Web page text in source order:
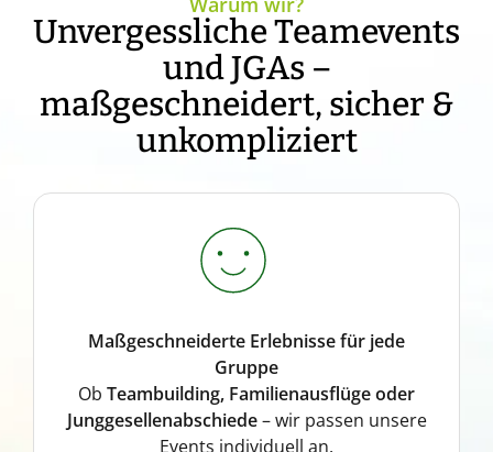
Unvergessliche Teamevents
und JGAs –
maßgeschneidert, sicher &
unkompliziert
Maßgeschneiderte Erlebnisse für jede
Gruppe
Ob Teambuilding, Familienausflüge oder
Junggesellenabschiede– wir passen unsere
Events individuell an.